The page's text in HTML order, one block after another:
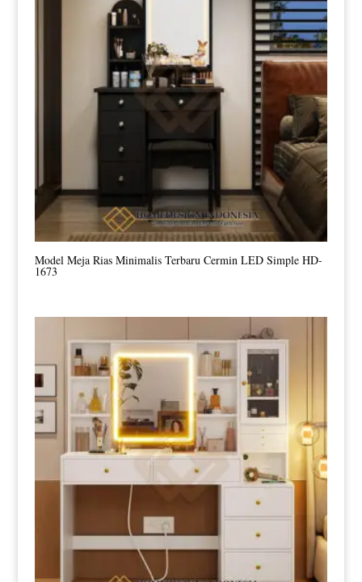
Model Meja Rias Minimalis Terbaru Cermin LED Simple HD-
1673